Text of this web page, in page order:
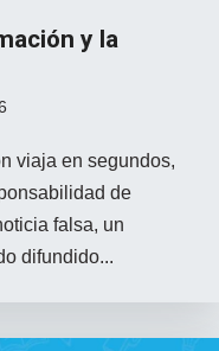
y la
viaja en segundos,
de
falsa, un
difundido...